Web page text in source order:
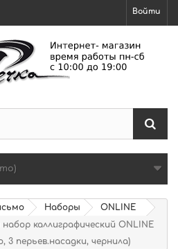
Войти
Наборы
ONLINE
каллиграфический ONLINE
3 перьев.насадки, чернила)